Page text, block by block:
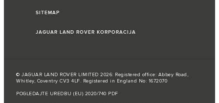
SITEMAP
JAGUAR LAND ROVER KORPORACIJA
© JAGUAR LAND ROVER LIMITED 2026: Registered office: Abbey Road,
Whitley, Coventry CV3 4LF. Registered in England No: 1672070
POGLEDAJTE UREDBU (EU) 2020/740 PDF